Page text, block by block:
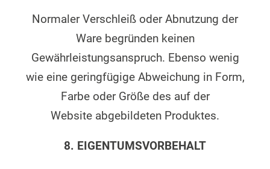
Normaler Verschleiß oder Abnutzung der
Ware begründen keinen
Gewährleistungsanspruch. Ebenso wenig
wie eine geringfügige Abweichung in Form,
Farbe oder Größe des auf der
Website abgebildeten Produktes.
8. EIGENTUMSVORBEHALT